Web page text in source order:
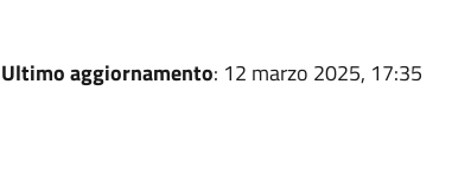
Ultimo aggiornamento: 12 marzo 2025, 17:35